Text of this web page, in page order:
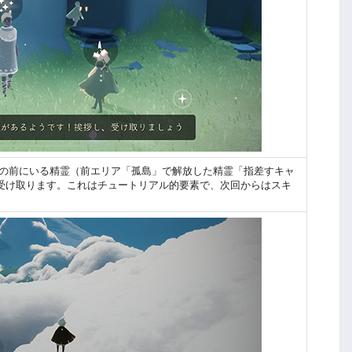
にいる精霊（前エリア「孤島」で解放した精霊「指差すキャ
取ります。これはチュートリアル的要素で、次回からはスキ